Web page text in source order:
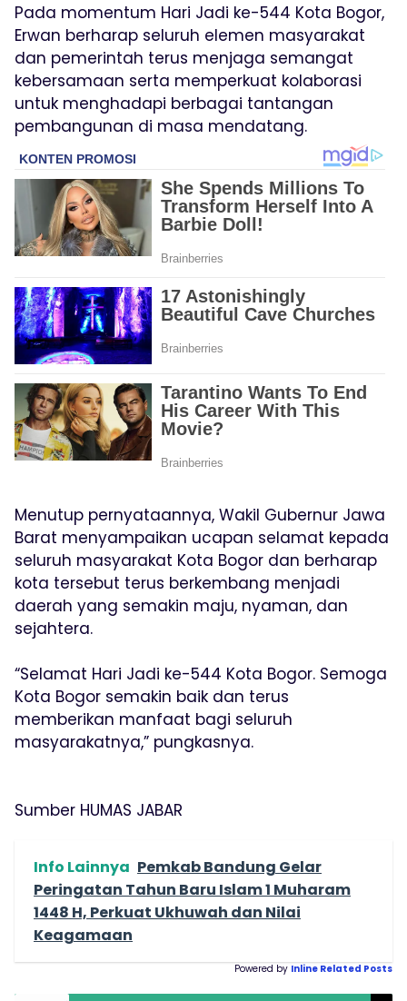
Pada momentum Hari Jadi ke-544 Kota Bogor,
Erwan berharap seluruh elemen masyarakat
dan pemerintah terus menjaga semangat
kebersamaan serta memperkuat kolaborasi
untuk menghadapi berbagai tantangan
pembangunan di masa mendatang.
Menutup pernyataannya, Wakil Gubernur Jawa
Barat menyampaikan ucapan selamat kepada
seluruh masyarakat Kota Bogor dan berharap
kota tersebut terus berkembang menjadi
daerah yang semakin maju, nyaman, dan
sejahtera.
“Selamat Hari Jadi ke-544 Kota Bogor. Semoga
Kota Bogor semakin baik dan terus
memberikan manfaat bagi seluruh
masyarakatnya,” pungkasnya.
Sumber HUMAS JABAR
Info Lainnya Pemkab Bandung Gelar
Peringatan Tahun Baru Islam 1 Muharam
1448 H, Perkuat Ukhuwah dan Nilai
Keagamaan
Powered by Inline Related Posts